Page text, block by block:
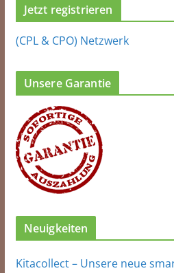
Jetzt registrieren
(CPL & CPO) Netzwerk
Unsere Garantie
Neuigkeiten
Kitacollect – Unsere neue